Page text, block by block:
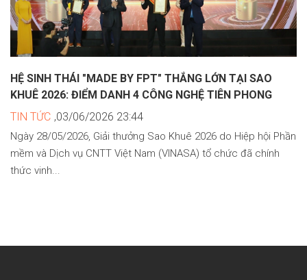
HỆ SINH THÁI "MADE BY FPT" THẮNG LỚN TẠI SAO
KHUÊ 2026: ĐIỂM DANH 4 CÔNG NGHỆ TIÊN PHONG
TIN TỨC ,03/06/2026 23:44
Ngày 28/05/2026, Giải thưởng Sao Khuê 2026 do Hiệp hội Phần
mềm và Dịch vụ CNTT Việt Nam (VINASA) tổ chức đã chính
thức vinh...